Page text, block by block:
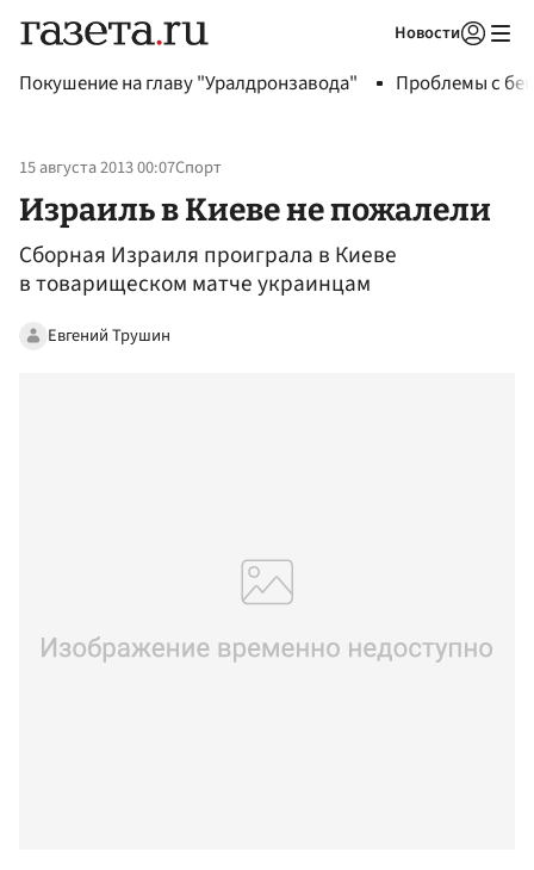
Новости
Покушение на главу "Уралдронзавода" Проблемы с
15 августа 2013 00:07Спорт
Израиль в Киеве не пожалели
Сборная Израиля проиграла в Киеве
в товарищеском матче украинцам
Евгений Трушин